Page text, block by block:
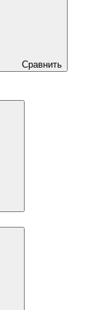
Сравнить